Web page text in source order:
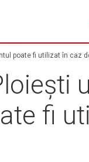
poate fi utilizat în caz
fi